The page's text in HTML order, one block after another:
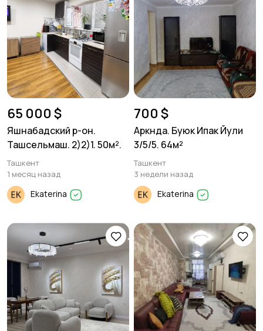
65 000 $
Яшнабадский р-он.
Ташсельмаш. 2)2)1. 50м².
Ташкент
1 месяц назад
Ekaterina
700 $
Аркнда. Буюк Ипак Йули
3/5/5. 64м²
Ташкент
3 недели назад
Ekaterina